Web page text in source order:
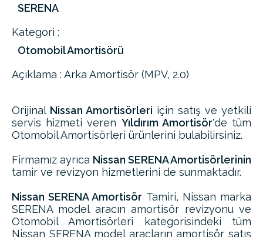
SERENA
Kategori :
Otomobil Amortisörü
Açıklama : Arka Amortisör (MPV, 2.0)
Orijinal Nissan Amortisörleri için satış ve yetkili
servis hizmeti veren Yıldırım Amortisör'de tüm
Otomobil Amortisörleri ürünlerini bulabilirsiniz.
Firmamız ayrıca Nissan SERENA Amortisörlerinin
tamir ve revizyon hizmetlerini de sunmaktadır.
Nissan SERENA Amortisör Tamiri, Nissan marka
SERENA model aracın amortisör revizyonu ve
Otomobil Amortisörleri kategorisindeki tüm
Nissan SERENA model araçların amortisör satış